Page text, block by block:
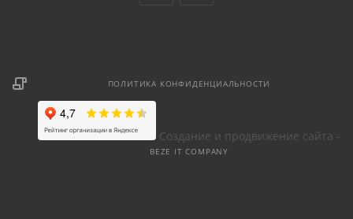
ПОЛИТИКА КОНФИДЕНЦИАЛЬНОСТИ
Создание и продвижение сайта -
BEZE IT COMPANY